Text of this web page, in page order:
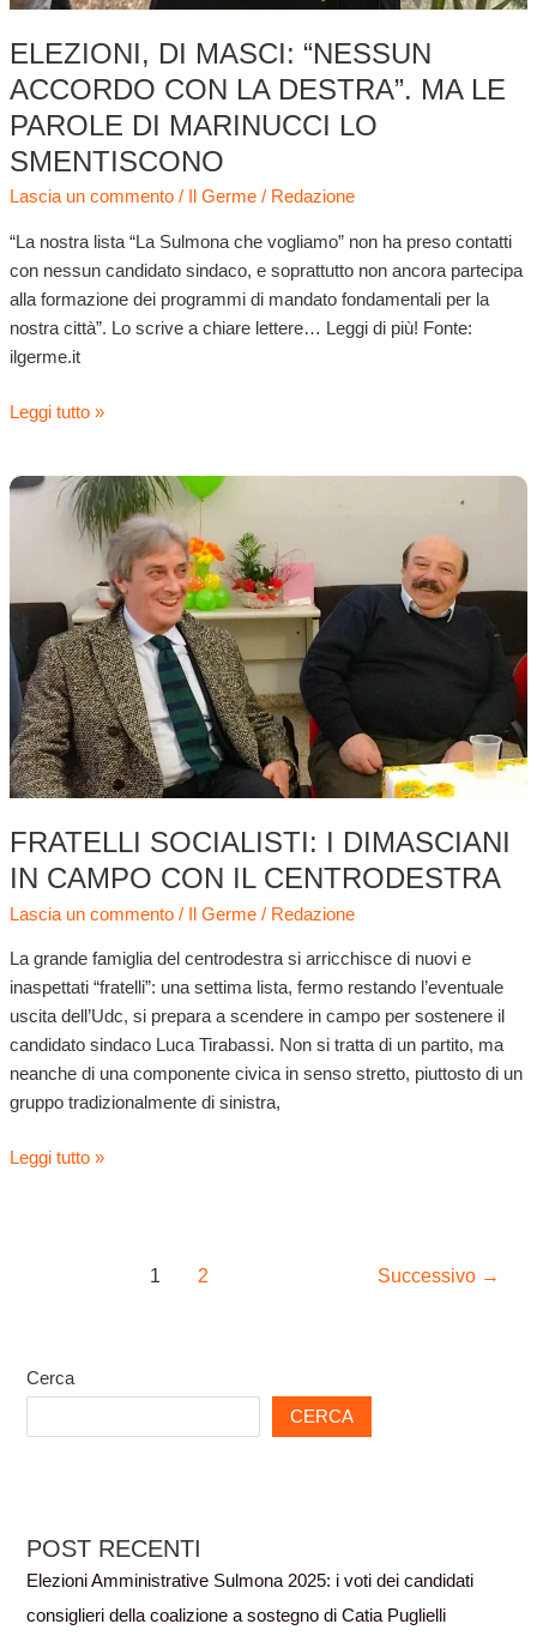
ELEZIONI, DI MASCI: “NESSUN
ACCORDO CON LA DESTRA”. MA LE
PAROLE DI MARINUCCI LO
SMENTISCONO
Lascia un commento / Il Germe/ Redazione
“La nostra lista “La Sulmona che vogliamo” non ha preso contatti
con nessun candidato sindaco, e soprattutto non ancora partecipa
alla formazione dei programmi di mandato fondamentali per la
nostra città”. Lo scrive a chiare lettere… Leggi di più! Fonte:
ilgerme.it
lo
Leggi tutto »
FRATELLI SOCIALISTI: I DIMASCIANI
IN CAMPO CON IL CENTRODESTRA
Lascia un commento / Il Germe/ Redazione
La grande famiglia del centrodestra si arricchisce di nuovi e
inaspettati “fratelli”: una settima lista, fermo restando l’eventuale
uscita dell’Udc, si prepara a scendere in campo per sostenere il
candidato sindaco Luca Tirabassi. Non si tratta di un partito, ma
neanche di una componente civica in senso stretto, piuttosto di un
gruppo tradizionalmente di sinistra,
Fratelli
socialisti:
in
campo
con
centrodestra
Leggi tutto »
1 2 Successivo →
Cerca
CERCA
POST RECENTI
Elezioni Amministrative Sulmona 2025: i voti dei candidati
consiglieri della coalizione a sostegno di Catia Puglielli